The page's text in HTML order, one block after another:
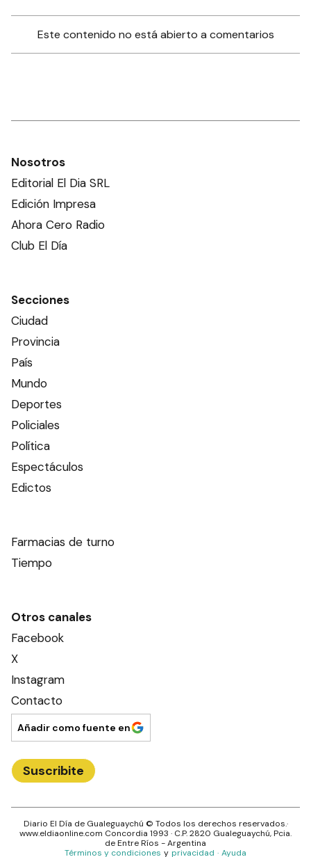
Este contenido no está abierto a comentarios
Nosotros
Editorial El Dia SRL
Edición Impresa
Ahora Cero Radio
Club El Día
Secciones
Ciudad
Provincia
País
Mundo
Deportes
Policiales
Política
Espectáculos
Edictos
Farmacias de turno
Tiempo
Otros canales
Facebook
X
Instagram
Contacto
Añadir como fuente en
Suscribite
Diario El Día de Gualeguaychú © Todos los derechos reservados.·
www.eldiaonline.com Concordia 1993 · C.P.2820 Gualeguaychú, Pcia.
deEntre Ríos - Argentina
Términos y condiciones y privacidad · Ayuda